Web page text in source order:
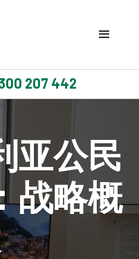
207 442
亚公民
战略概